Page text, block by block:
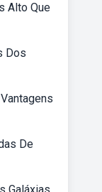
Alto Que
Dos
De